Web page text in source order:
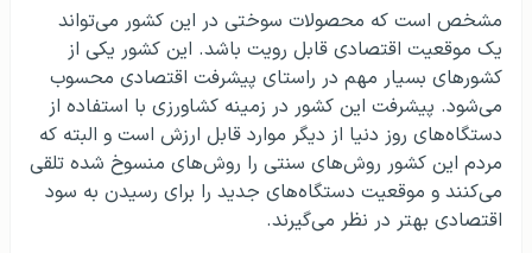
مشخص است که محصولات سوختی در این کشور می‌تواند
یک موقعیت اقتصادی قابل رویت باشد. این کشور یکی از
کشورهای بسیار مهم در راستای پیشرفت اقتصادی محسوب
می‌شود. پیشرفت این کشور در زمینه کشاورزی با استفاده از
دستگاه‌های روز دنیا از دیگر موارد قابل ارزش است و البته که
مردم این کشور روش‌های سنتی را روش‌های منسوخ شده تلقی
می‌کنند و موقعیت دستگاه‌های جدید را برای رسیدن به سود
اقتصادی بهتر در نظر می‌گیرند.